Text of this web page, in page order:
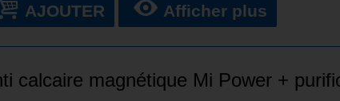
AJOUTER Afficher plus
calcaire magnétique Mi Power +